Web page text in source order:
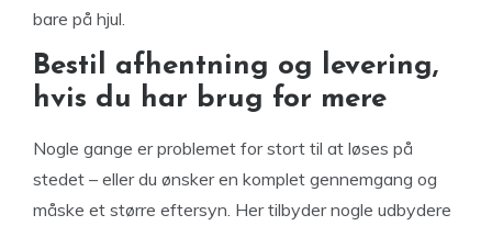
bare på hjul.
Bestil afhentning og levering,
hvis du har brug for mere
Nogle gange er problemet for stort til at løses på
stedet – eller du ønsker en komplet gennemgang og
måske et større eftersyn. Her tilbyder nogle udbydere